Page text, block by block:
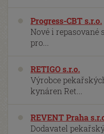
Progress-CBT s.r.o.
Nové i repasované
pro...
RETIGO s.r.o.
Výrobce
kynáren Ret...
REVENT Praha
Dodavatel